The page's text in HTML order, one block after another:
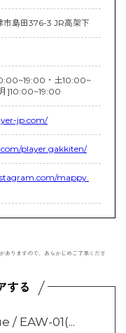
島田376-3 JR高架下
・土10:00~
]10:00~19:00
jp.com/
player.gakkiten/
mappy.
ありますので、あらかじめご了承くださ
/ EAW-01(...